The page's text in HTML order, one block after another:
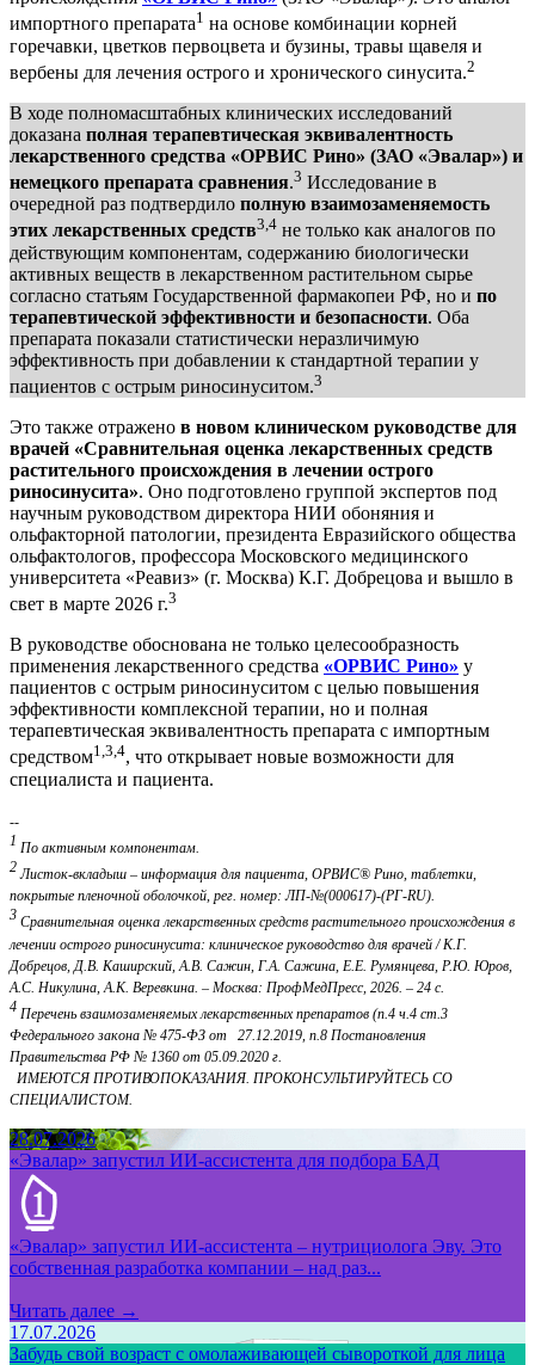
импортного препарата1 на основе комбинации корней
горечавки, цветков первоцвета и бузины, травы щавеля и
вербены для лечения острого и хронического синусита.2
В ходе полномасштабных клинических исследований
доказана полная терапевтическая эквивалентность
лекарственного средства «ОРВИС Рино» (ЗАО «Эвалар») и
немецкого препарата сравнения.3 Исследование в
очередной раз подтвердило полную взаимозаменяемость
этих лекарственных средств3,4 не только как аналогов по
действующим компонентам, содержанию биологически
активных веществ в лекарственном растительном сырье
согласно статьям Государственной фармакопеи РФ, но и по
терапевтической эффективности и безопасности. Оба
препарата показали статистически неразличимую
эффективность при добавлении к стандартной терапии у
пациентов с острым риносинуситом.3
Это также отражено в новом клиническом руководстве для
врачей «Сравнительная оценка лекарственных средств
растительного происхождения в лечении острого
риносинусита». Оно подготовлено группой экспертов под
научным руководством директора НИИ обоняния и
ольфакторной патологии, президента Евразийского общества
ольфактологов, профессора Московского медицинского
университета «Реавиз» (г. Москва) К.Г. Добрецова и вышло в
свет в марте 2026 г.3
В руководстве обоснована не только целесообразность
применения лекарственного средства «ОРВИС Рино» у
пациентов с острым риносинуситом с целью повышения
эффективности комплексной терапии, но и полная
терапевтическая эквивалентность препарата с импортным
средством1,3,4, что открывает новые возможности для
специалиста и пациента.
--
1 По активным компонентам.
2Листок-вкладыш – информация для пациента, ОРВИС® Рино, таблетки,
покрытые пленочной оболочкой, рег. номер: ЛП-№(000617)-(РГ-RU).
3 Сравнительная оценка лекарственных средств растительного происхождения в
лечении острого риносинусита: клиническое руководство для врачей / К.Г.
Добрецов, Д.В. Каширский, А.В. Сажин, Г.А. Сажина, Е.Е. Румянцева, Р.Ю. Юров,
А.С. Никулина, А.К. Веревкина. – Москва: ПрофМедПресс, 2026. – 24 с.
4 Перечень взаимозаменяемых лекарственных препаратов (п.4 ч.4 ст.3
Федерального закона № 475-ФЗ от 27.12.2019, п.8 Постановления
Правительства РФ № 1360 от 05.09.2020 г.
ИМЕЮТСЯ ПРОТИВОПОКАЗАНИЯ. ПРОКОНСУЛЬТИРУЙТЕСЬ СО
СПЕЦИАЛИСТОМ.
28.07.2026
«Эвалар» запустил ИИ-ассистента для подбора БАД
«Эвалар» запустил ИИ-ассистента – нутрициолога Эву. Это
собственная разработка компании – над раз...
Читать далее →
17.07.2026
Забудь свой возраст с омолаживающей сывороткой для лица